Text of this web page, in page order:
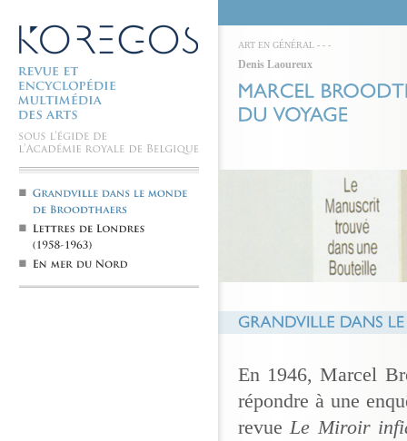
ART EN GÉNÉRAL - - -
Denis Laoureux
En 1946, Marcel
répondre à une
revueLe Miroir